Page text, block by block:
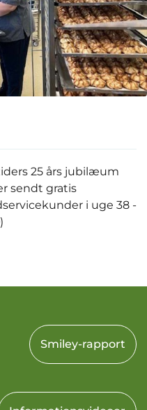
25 års jubilæum
sendt gratis
i uge 38 -
Smiley-rapport